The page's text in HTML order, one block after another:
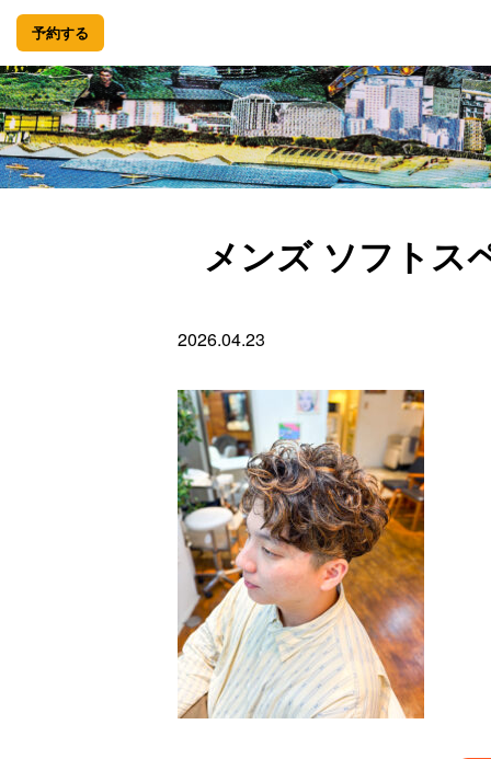
予約する
メンズ ソフトス
2026.04.23